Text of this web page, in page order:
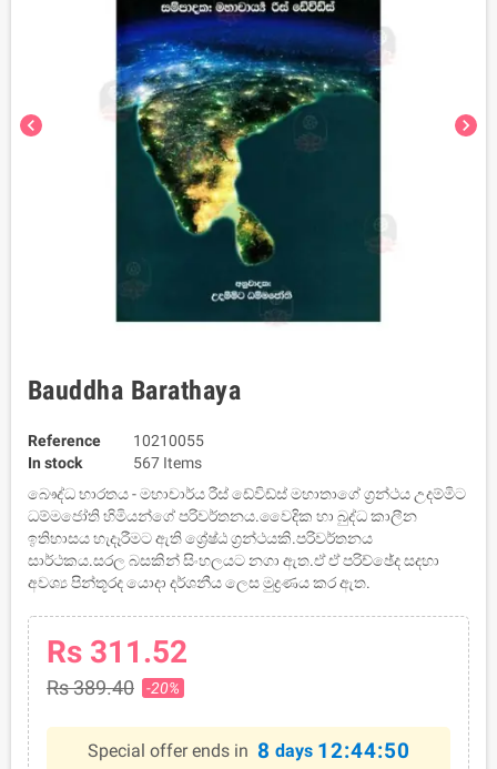
chevron_left chevron_right
Bauddha Barathaya
Reference
10210055
In stock
567 Items
බෞද්ධ භාරතය - මහාචාර්ය රීස් ඩේවිඩ්ස් මහාතාගේ ග්‍රන්ථය උදම්මිට
ධම්මජෝති හිමියන්ගේ පරිවර්තනය.වෛදික හා බුද්ධ කාලීන
ඉතිහාසය හැදෑරීමට ඇති ශ්‍රේෂ්ඨ ග්‍රන්ථයකි.පරිවර්තනය
සාර්ථකය.සරල බසකින් සිංහලයට නගා ඇත.ඒ ඒ පරිච්ඡේද සදහා
අවශ්‍ය පින්තූරද යොදා දර්ශනීය ලෙස මුද්‍රණය කර ඇත.
Rs 311.52
Rs 389.40 -20%
Special offer ends in 8 days 12:44:50